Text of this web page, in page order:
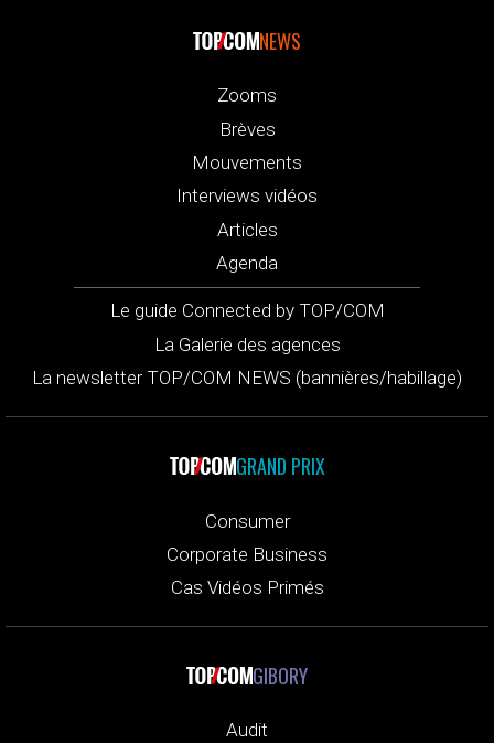
NEWS
Zooms
Brèves
Mouvements
Interviews vidéos
Articles
Agenda
Le guide Connected by TOP/COM
La Galerie des agences
La newsletter TOP/COM NEWS (bannières/habillage)
GRAND PRIX
Consumer
Corporate Business
Cas Vidéos Primés
GIBORY
Audit